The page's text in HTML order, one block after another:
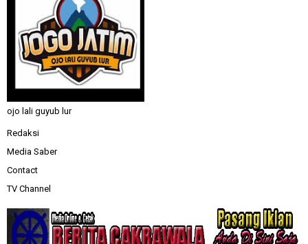
ojo lali guyub lur
Redaksi
Media Saber
Contact
TV Channel